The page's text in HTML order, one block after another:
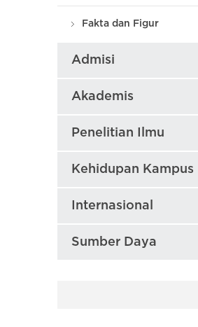
Fakta dan Figur
Admisi
Akademis
Penelitian Ilmu
Kehidupan Kampus
Internasional
Sumber Daya